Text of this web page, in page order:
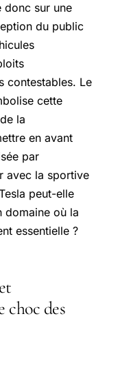
donc sur une
du public
contestables. Le
cette
la
en avant
par
avec la sportive
peut-elle
domaine où la
essentielle ?
choc des